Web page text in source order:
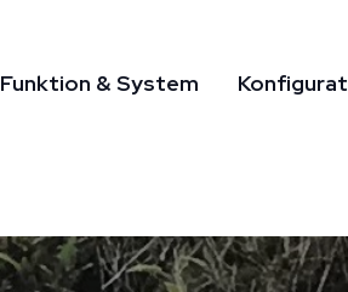
Funktion & System